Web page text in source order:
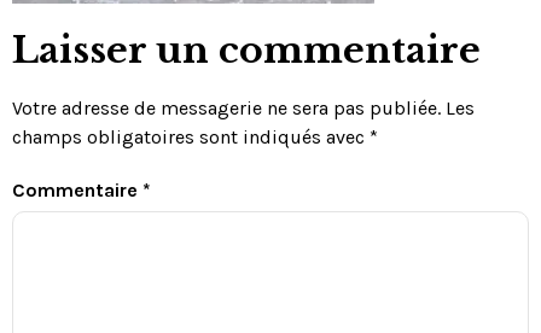
Laisser un commentaire
Votre adresse de messagerie ne sera pas publiée. Les
champs obligatoires sont indiqués avec *
Commentaire *